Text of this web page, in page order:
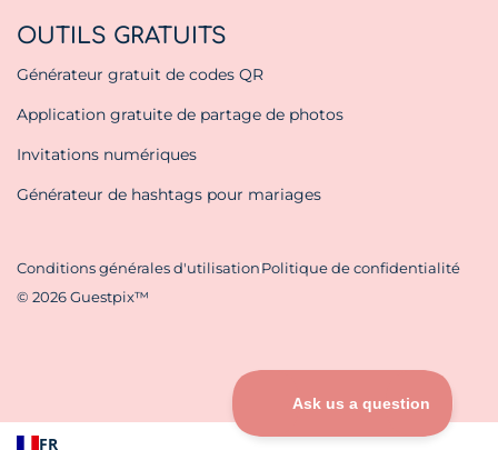
OUTILS GRATUITS
Générateur gratuit de codes QR
Application gratuite de partage de photos
Invitations numériques
Générateur de hashtags pour mariages
© 2026 Guestpix™
Conditions générales d'utilisationPolitique de confidentialité
FR